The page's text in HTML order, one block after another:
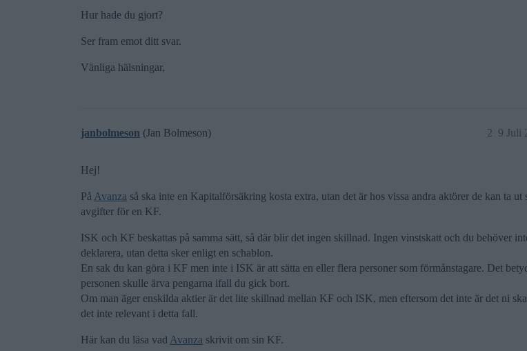
Hur hade du gjort?
Ser fram emot ditt svar.
Vänliga hälsningar,
janbolmeson (Jan Bolmeson) 9 Juli
2
Hej!
På Avanza så ska inte en Kapitalförsäkring kosta extra, utan det är hos vissa andra aktörer de kan ta ut
avgifter för en KF.
ISK och KF beskattas på samma sätt, så där blir det ingen skillnad. Ingen vinstskatt och du behöver
deklarera, utan detta sker enligt en schablon.
En sak du kan göra i KF men inte i ISK är att sätta en eller flera personer som förmånstagare. Det
personen skulle ärva pengarna ifall du gick bort.
Om man äger enskilda aktier är det lite skillnad mellan KF och ISK, men eftersom det inte är det ni
det inte relevant i detta fall.
Här kan du läsa vad Avanza skrivit om sin KF.